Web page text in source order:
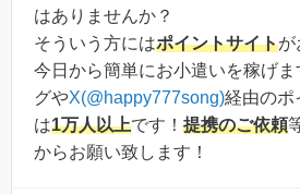
はありませんか？
そういう方にはポイントサイトが
今日から簡単にお小遣いを稼げ
グやX(@happy777song)経由のポ
は1万人以上です！ 提携のご依頼
からお願い致します！